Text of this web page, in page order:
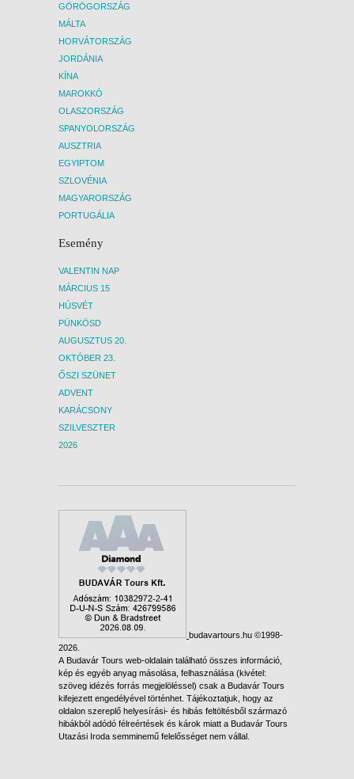
GÖRÖGORSZÁG
MÁLTA
HORVÁTORSZÁG
JORDÁNIA
KÍNA
MAROKKÓ
OLASZORSZÁG
SPANYOLORSZÁG
AUSZTRIA
EGYIPTOM
SZLOVÉNIA
MAGYARORSZÁG
PORTUGÁLIA
Esemény
VALENTIN NAP
MÁRCIUS 15
HÚSVÉT
PÜNKÖSD
AUGUSZTUS 20.
OKTÓBER 23.
ŐSZI SZÜNET
ADVENT
KARÁCSONY
SZILVESZTER
2026
budavartours.hu ©1998-
2026.
A Budavár Tours web-oldalain található összes információ,
kép és egyéb anyag másolása, felhasználása (kivétel:
szöveg idézés forrás megjelöléssel) csak a Budavár Tours
kifejezett engedélyével történhet. Tájékoztatjuk, hogy az
oldalon szereplő helyesírási- és hibás feltöltésből származó
hibákból adódó félreértések és károk miatt a Budavár Tours
Utazási Iroda semminemű felelősséget nem vállal.